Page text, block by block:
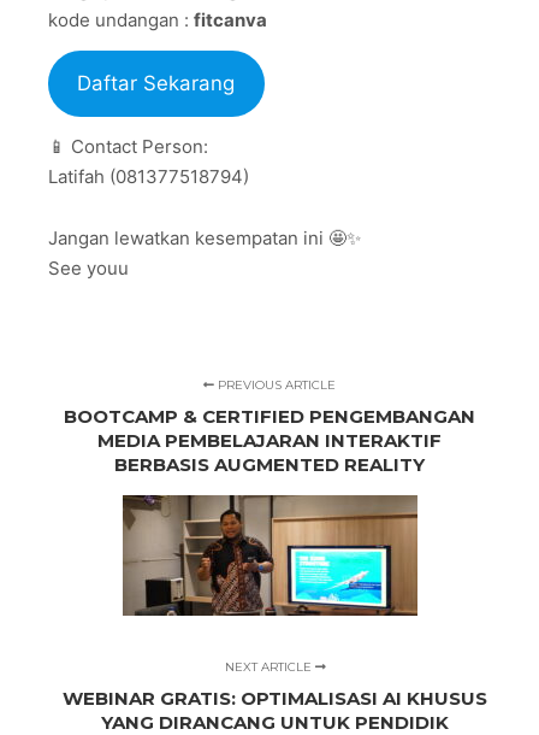
kode undangan : fitcanva
Daftar Sekarang
📱 Contact Person:
Latifah (081377518794)
Jangan lewatkan kesempatan ini 🤩✨
See youu
PREVIOUS ARTICLE
BOOTCAMP & CERTIFIED PENGEMBANGAN
MEDIA PEMBELAJARAN INTERAKTIF
BERBASIS AUGMENTED REALITY
NEXT ARTICLE
WEBINAR GRATIS: OPTIMALISASI AI KHUSUS
YANG DIRANCANG UNTUK PENDIDIK